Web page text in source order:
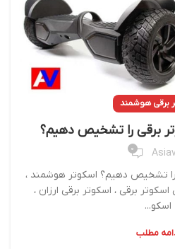
برقی هوشمند
برقی را تشخیص دهیم؟
0
را تشخیص دهیم؟ اسکوتر هوشمند ،
برقی ، اسکوتر برقی ارزان ،
اسکو...
مطلب